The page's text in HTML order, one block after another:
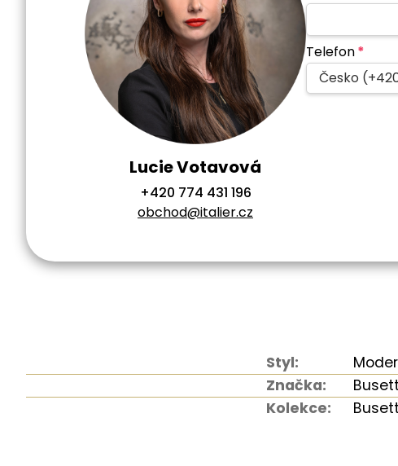
Lucie Votavová
+420 774 431 196
obchod@italier.cz
Telefon*
Česko
Styl:
Značka:
Kolekce: